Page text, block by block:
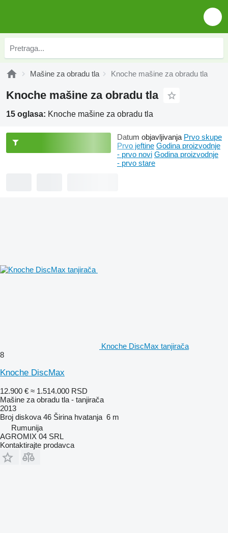
Mašine za obradu tla Knoche mašine za obradu tla
Knoche mašine za obradu tla
15 oglasa: Knoche mašine za obradu tla
Datum objavljivanja Prvo skupe
Prvo jeftine Godina proizvodnje
- prvo novi Godina proizvodnje
- prvo stare
Knoche DiscMax tanjirača
8
Knoche DiscMax
12.900 € ≈ 1.514.000 RSD
Mašine za obradu tla - tanjirača
2013
Broj diskova 46 Širina hvatanja 6 m
Rumunija
AGROMIX 04 SRL
Kontaktirajte prodavca